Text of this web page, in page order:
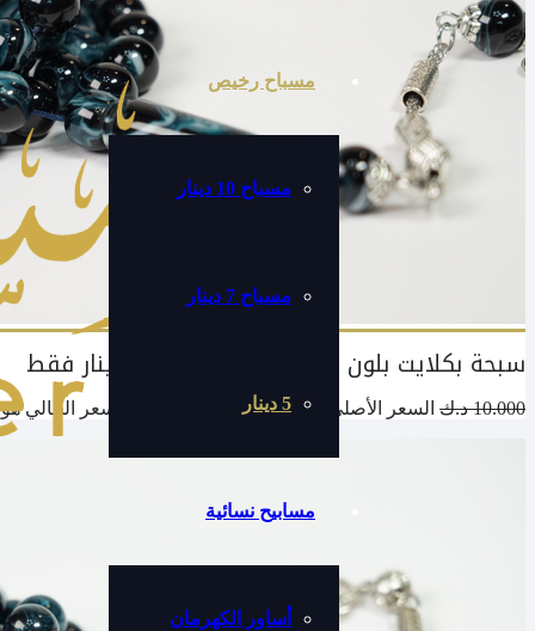
مسباح رخيص
مسباح 10 دينار
مسباح 7 دينار
5 دينار
مسابيح نسائية
أساور الكهرمان
سبحة بكلايت بلون قمة في الجمال ب 5 دينار فقط
10.000 د.ك السعر الأصلي هو: 10.000 د.ك. السعر الحالي هو: 5.000